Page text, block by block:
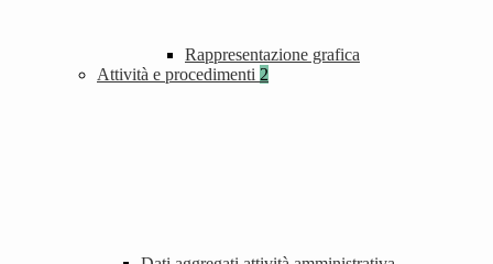
Rappresentazione grafica
Attività e procedimenti 2